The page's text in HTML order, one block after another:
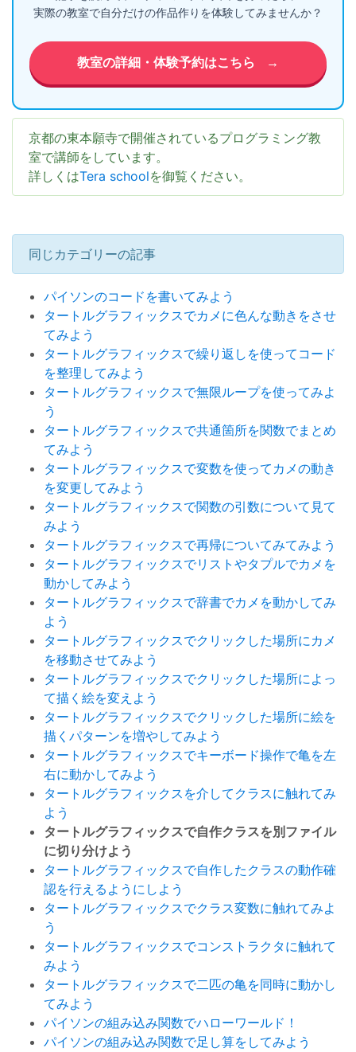
実際の教室で自分だけの作品作りを体験してみませんか？
教室の詳細・体験予約はこちら →
京都の東本願寺で開催されているプログラミング教
室で講師をしています。
詳しくはTera schoolを御覧ください。
同じカテゴリーの記事
パイソンのコードを書いてみよう
タートルグラフィックスでカメに色んな動きをさせ
てみよう
タートルグラフィックスで繰り返しを使ってコード
を整理してみよう
タートルグラフィックスで無限ループを使ってみよ
う
タートルグラフィックスで共通箇所を関数でまとめ
てみよう
タートルグラフィックスで変数を使ってカメの動き
を変更してみよう
タートルグラフィックスで関数の引数について見て
みよう
タートルグラフィックスで再帰についてみてみよう
タートルグラフィックスでリストやタプルでカメを
動かしてみよう
タートルグラフィックスで辞書でカメを動かしてみ
よう
タートルグラフィックスでクリックした場所にカメ
を移動させてみよう
タートルグラフィックスでクリックした場所によっ
て描く絵を変えよう
タートルグラフィックスでクリックした場所に絵を
描くパターンを増やしてみよう
タートルグラフィックスでキーボード操作で亀を左
右に動かしてみよう
タートルグラフィックスを介してクラスに触れてみ
よう
タートルグラフィックスで自作クラスを別ファイル
に切り分けよう
タートルグラフィックスで自作したクラスの動作確
認を行えるようにしよう
タートルグラフィックスでクラス変数に触れてみよ
う
タートルグラフィックスでコンストラクタに触れて
みよう
タートルグラフィックスで二匹の亀を同時に動かし
てみよう
パイソンの組み込み関数でハローワールド！
パイソンの組み込み関数で足し算をしてみよう